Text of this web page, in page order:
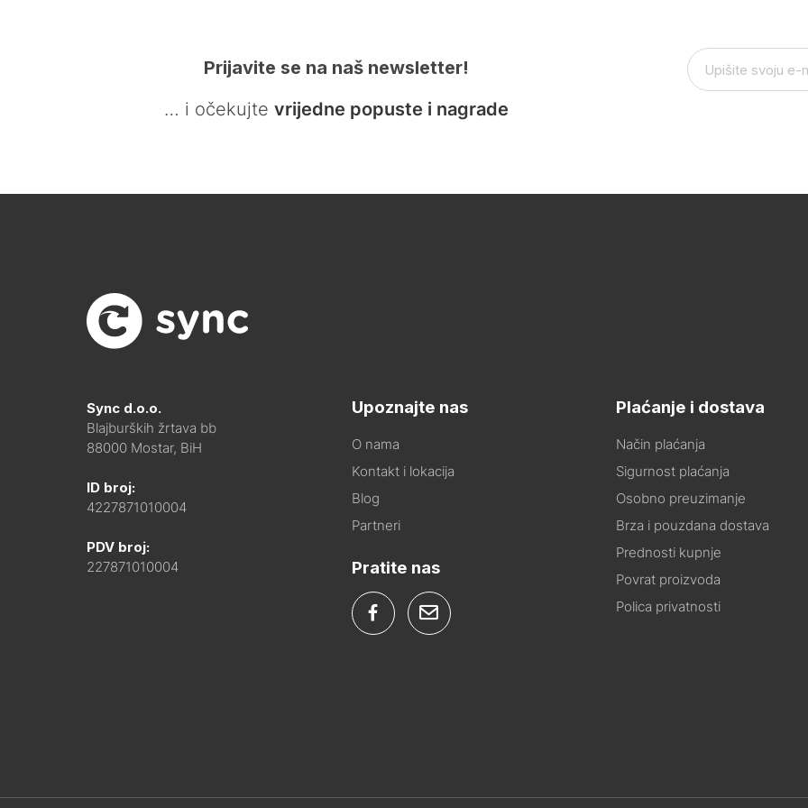
Prijavite se na naš newsletter!
… i očekujte vrijedne popuste i nagrade
Sync d.o.o.
Blajburških žrtava bb
88000 Mostar, BiH
ID broj:
4227871010004
PDV broj:
227871010004
Upoznajte nas
O nama
Kontakt i lokacija
Blog
Partneri
Pratite nas
Plaćanje i dostava
Način plaćanja
Sigurnost plaćanja
Osobno preuzimanje
Brza i pouzdana dostava
Prednosti kupnje
Povrat proizvoda
Polica privatnosti